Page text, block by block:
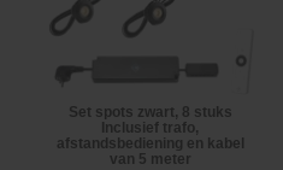
Set spots zwart, 8 stuks
Inclusief trafo,
afstandsbediening en kabel
van 5 meter